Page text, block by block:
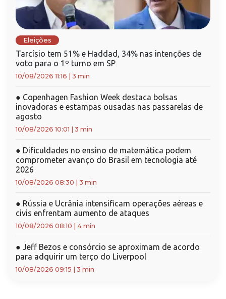
Eleições
Tarcísio tem 51% e Haddad, 34% nas intenções de
voto para o 1º turno em SP
10/08/2026 11:16 3 min
● Copenhagen Fashion Week destaca bolsas
inovadoras e estampas ousadas nas passarelas de
agosto
10/08/2026 10:01 3 min
● Dificuldades no ensino de matemática podem
comprometer avanço do Brasil em tecnologia até
2026
10/08/2026 08:30 3 min
● Rússia e Ucrânia intensificam operações aéreas e
civis enfrentam aumento de ataques
10/08/2026 08:10 4 min
● Jeff Bezos e consórcio se aproximam de acordo
para adquirir um terço do Liverpool
10/08/2026 09:15 3 min